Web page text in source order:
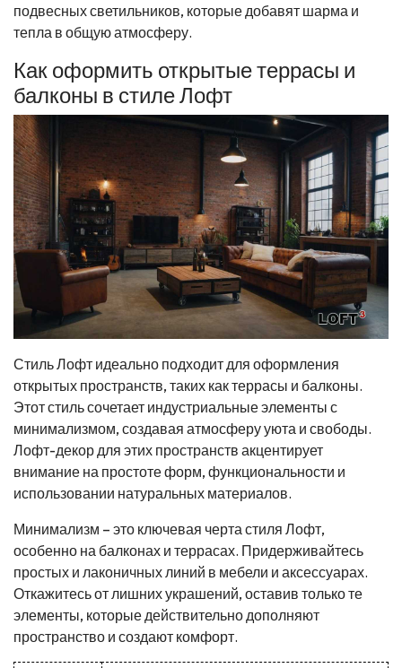
подвесных светильников, которые добавят шарма и
тепла в общую атмосферу.
Как оформить открытые террасы и
балконы в стиле Лофт
Стиль Лофт идеально подходит для оформления
открытых пространств, таких как террасы и балконы.
Этот стиль сочетает индустриальные элементы с
минимализмом, создавая атмосферу уюта и свободы.
Лофт-декор для этих пространств акцентирует
внимание на простоте форм, функциональности и
использовании натуральных материалов.
Минимализм – это ключевая черта стиля Лофт,
особенно на балконах и террасах. Придерживайтесь
простых и лаконичных линий в мебели и аксессуарах.
Откажитесь от лишних украшений, оставив только те
элементы, которые действительно дополняют
пространство и создают комфорт.